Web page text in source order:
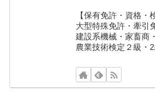
【保有免許・資格・
大型特殊免許・牽引
建設系機械・家畜商
農業技術検定２級・